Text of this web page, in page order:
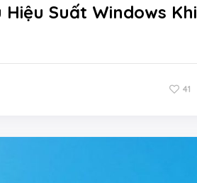
Hiệu Suất Windows Khi
41